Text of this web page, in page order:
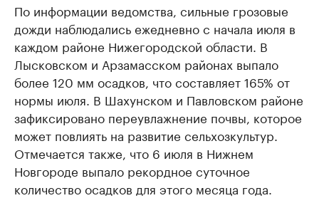
По информации ведомства, сильные грозовые
дожди наблюдались ежедневно с начала июля в
каждом районе Нижегородской области. В
Лысковском и Арзамасском районах выпало
более 120 мм осадков, что составляет 165% от
нормы июля. В Шахунском и Павловском районе
зафиксировано переувлажнение почвы, которое
может повлиять на развитие сельхозкультур.
Отмечается также, что 6 июля в Нижнем
Новгороде выпало рекордное суточное
количество осадков для этого месяца года.